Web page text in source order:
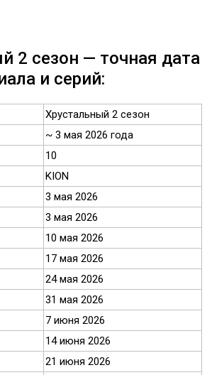
2 сезон — точная дата
и серий:
Хрустальный 2 сезон
~ 3 мая 2026 года
10
KION
3 мая 2026
3 мая 2026
10 мая 2026
17 мая 2026
24 мая 2026
31 мая 2026
7 июня 2026
14 июня 2026
21 июня 2026